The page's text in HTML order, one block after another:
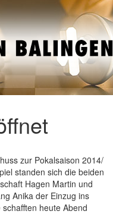
zur Pokalsaison 2014/
standen sich die beiden
Hagen Martin und
Anika der Einzug ins
heute Abend